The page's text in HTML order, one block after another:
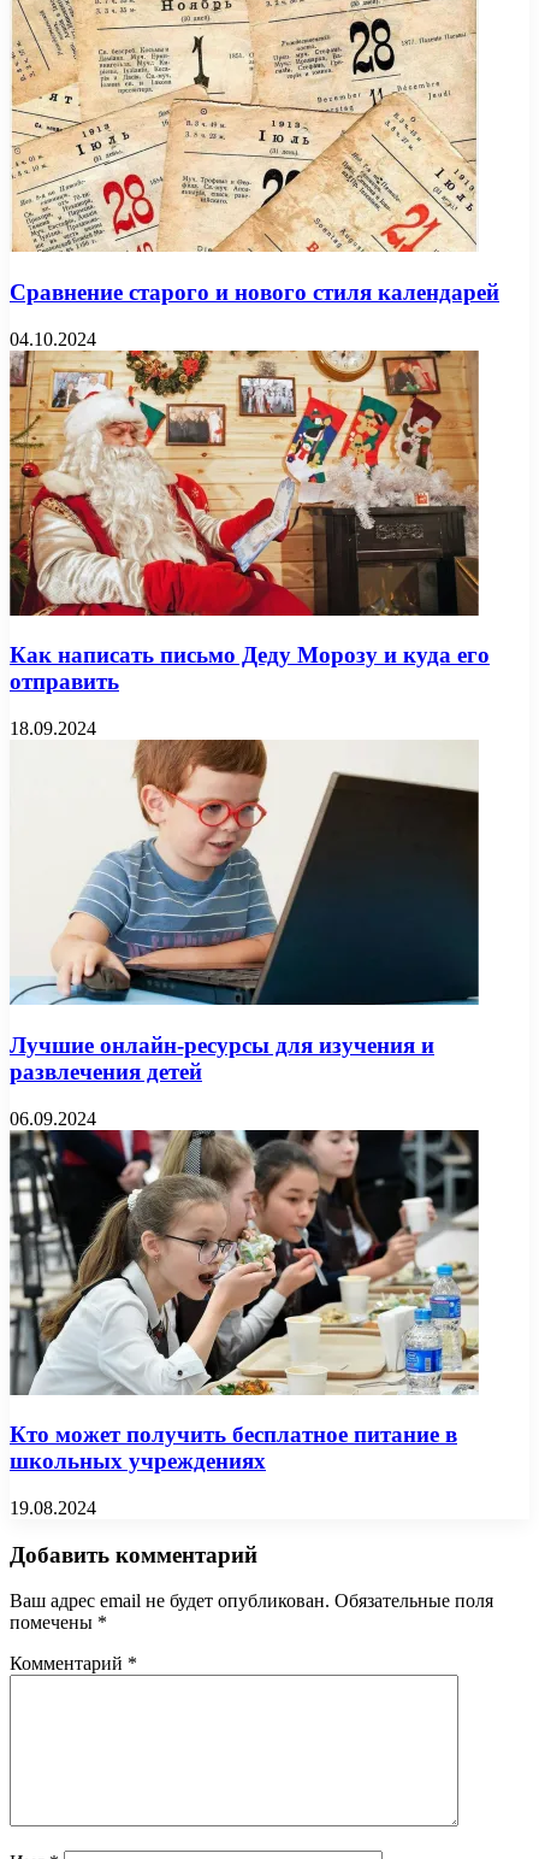
Сравнение старого и нового стиля календарей
04.10.2024
Как написать письмо Деду Морозу и куда его
отправить
18.09.2024
Лучшие онлайн-ресурсы для изучения и
развлечения детей
06.09.2024
Кто может получить бесплатное питание в
школьных учреждениях
19.08.2024
Добавить комментарий
Ваш адрес email не будет опубликован. Обязательные поля
помечены *
Комментарий *